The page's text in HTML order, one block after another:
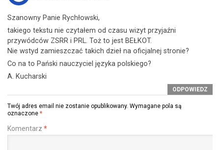
Szanowny Panie Rychłowski,
takiego tekstu nie czytałem od czasu wizyt przyjaźni
przywódców ZSRR i PRL. Toż to jest BEŁKOT.
Nie wstyd zamieszczać takich dzieł na oficjalnej stronie?
Co na to Pański nauczyciel języka polskiego?
A. Kucharski
ODPOWIEDZ
Twój adres email nie zostanie opublikowany. Wymagane pola są
oznaczone *
Komentarz *